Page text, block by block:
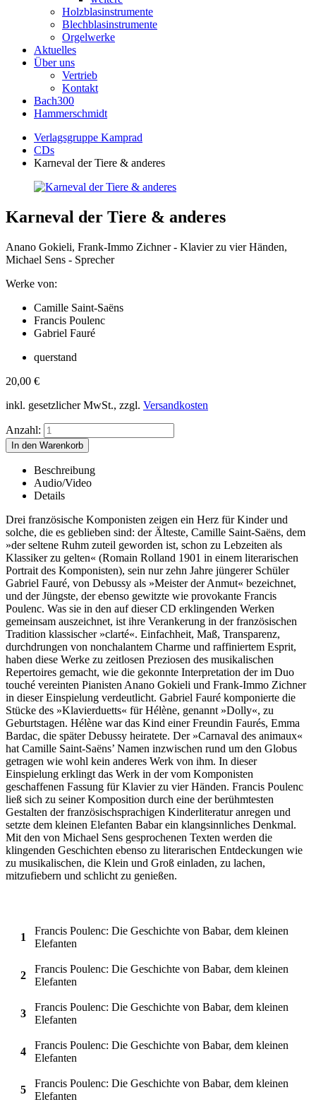
Holzblasinstrumente
Blechblasinstrumente
Orgelwerke
Aktuelles
Über uns
Vertrieb
Kontakt
Bach300
Hammerschmidt
Verlagsgruppe Kamprad
CDs
Karneval der Tiere & anderes
Karneval der Tiere & anderes
Anano Gokieli, Frank-Immo Zichner - Klavier zu vier Händen,
Michael Sens - Sprecher
Werke von:
Camille Saint-Saëns
Francis Poulenc
Gabriel Fauré
querstand
20,00 €
inkl. gesetzlicher MwSt., zzgl. Versandkosten
Anzahl:
Beschreibung
Audio/Video
Details
Drei französische Komponisten zeigen ein Herz für Kinder und
solche, die es geblieben sind: der Älteste, Camille Saint-Saëns, dem
»der seltene Ruhm zuteil geworden ist, schon zu Lebzeiten als
Klassiker zu gelten« (Romain Rolland 1901 in einem literarischen
Portrait des Komponisten), sein nur zehn Jahre jüngerer Schüler
Gabriel Fauré, von Debussy als »Meister der Anmut« bezeichnet,
und der Jüngste, der ebenso gewitzte wie provokante Francis
Poulenc. Was sie in den auf dieser CD erklingenden Werken
gemeinsam auszeichnet, ist ihre Verankerung in der französischen
Tradition klassischer »clarté«. Einfachheit, Maß, Transparenz,
durchdrungen von nonchalantem Charme und raffiniertem Esprit,
haben diese Werke zu zeitlosen Preziosen des musikalischen
Repertoires gemacht, wie die gekonnte Interpretation der im Duo
touché vereinten Pianisten Anano Gokieli und Frank-Immo Zichner
in dieser Einspielung verdeutlicht. Gabriel Fauré komponierte die
Stücke des »Klavierduetts« für Hélène, genannt »Dolly«, zu
Geburtstagen. Hélène war das Kind einer Freundin Faurés, Emma
Bardac, die später Debussy heiratete. Der »Carnaval des animaux«
hat Camille Saint-Saëns’ Namen inzwischen rund um den Globus
getragen wie wohl kein anderes Werk von ihm. In dieser
Einspielung erklingt das Werk in der vom Komponisten
geschaffenen Fassung für Klavier zu vier Händen. Francis Poulenc
ließ sich zu seiner Komposition durch eine der berühmtesten
Gestalten der französischsprachigen Kinderliteratur anregen und
setzte dem kleinen Elefanten Babar ein klangsinnliches Denkmal.
Mit den von Michael Sens gesprochenen Texten werden die
klingenden Geschichten ebenso zu literarischen Entdeckungen wie
zu musikalischen, die Klein und Groß einladen, zu lachen,
mitzufiebern und schlicht zu genießen.
1
Francis Poulenc: Die Geschichte von Babar, dem kleinen
Elefanten
2
Francis Poulenc: Die Geschichte von Babar, dem kleinen
Elefanten
3
Francis Poulenc: Die Geschichte von Babar, dem kleinen
Elefanten
4
Francis Poulenc: Die Geschichte von Babar, dem kleinen
Elefanten
5
Francis Poulenc: Die Geschichte von Babar, dem kleinen
Elefanten